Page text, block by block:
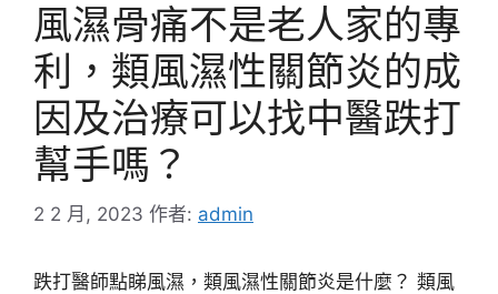
風濕骨痛不是老人家的專
利，類風濕性關節炎的成
因及治療可以找中醫跌打
幫手嗎？
2 2 月, 2023 作者: admin
跌打醫師點睇風濕，類風濕性關節炎是什麼？ 類風